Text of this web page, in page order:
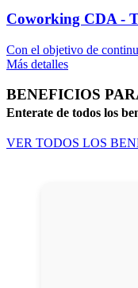
Coworking CDA -
Con el objetivo de
Más detalles
BENEFICIOS
Enterate de todos los
VER TODOS LOS